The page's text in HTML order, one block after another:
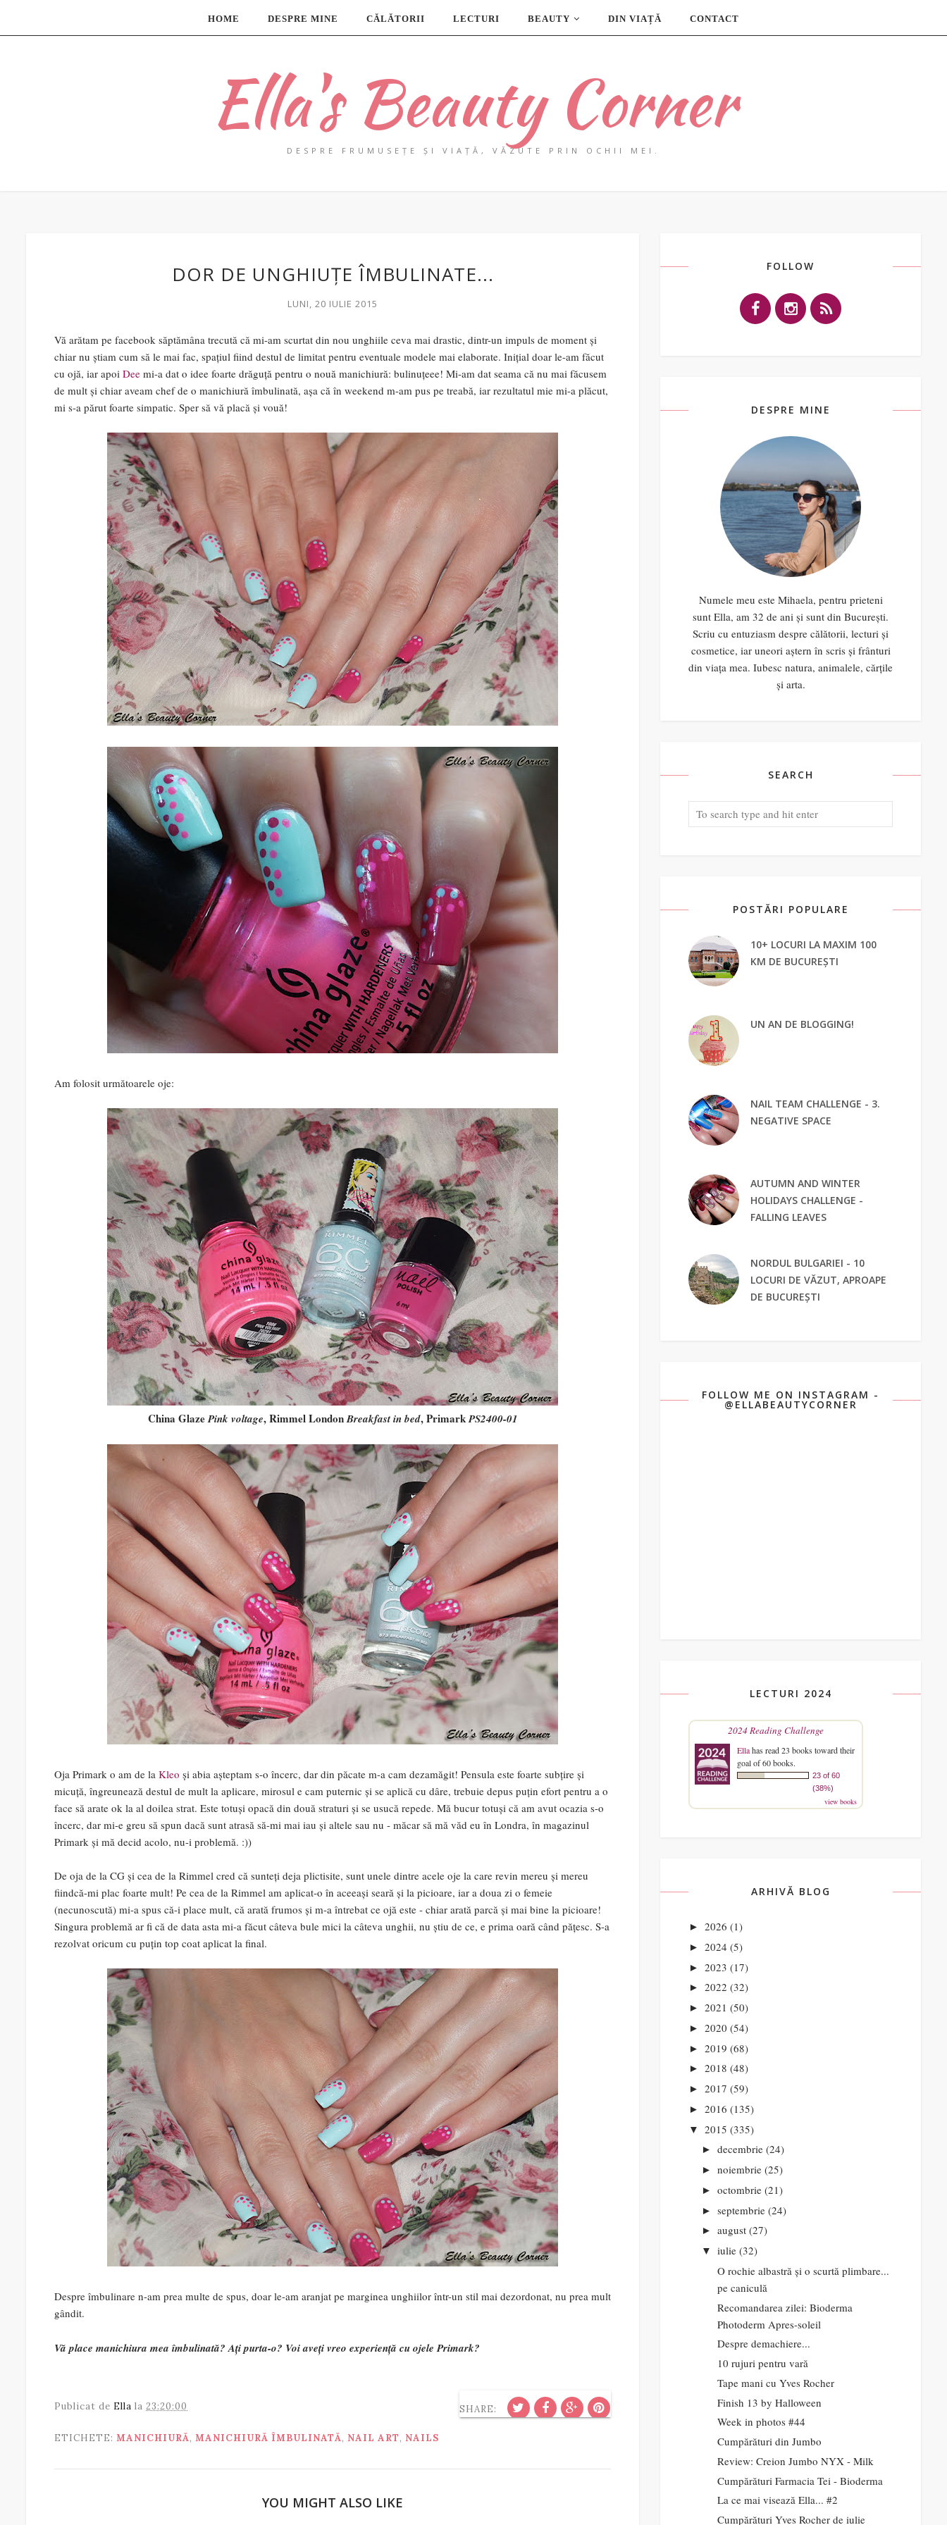
HOME DESPRE MINE CĂLĂTORII LECTURI BEAUTY DIN VIAȚĂ CONTACT
Ella's Beauty Corner
DESPRE FRUMUSEȚE ȘI VIAȚĂ, VĂZUTE PRIN OCHII MEI.
DOR DE UNGHIUȚE ÎMBULINATE...
LUNI, 20 IULIE 2015
Vă arătam pe facebook săptămâna trecută că mi-am scurtat din nou unghiile ceva mai drastic, dintr-un impuls de moment și
chiar nu știam cum să le mai fac, spațiul fiind destul de limitat pentru eventuale modele mai elaborate. Inițial doar le-am făcut
cu ojă, iar apoi Dee mi-a dat o idee foarte drăguță pentru o nouă manichiură: bulinuțeee! Mi-am dat seama că nu mai făcusem
de mult și chiar aveam chef de o manichiură îmbulinată, așa că în weekend m-am pus pe treabă, iar rezultatul mie mi-a plăcut,
mi s-a părut foarte simpatic. Sper să vă placă și vouă!
Am folosit următoarele oje:
China GlazePink voltage, Rimmel LondonBreakfast in bed, PrimarkPS2400-01
Oja Primark o am de la Kleo și abia așteptam s-o încerc, dar din păcate m-a cam dezamăgit! Pensula este foarte subțire și
micuță, îngreunează destul de mult la aplicare, mirosul e cam puternic și se aplică cu dâre, trebuie depus puțin efort pentru a o
face să arate ok la al doilea strat. Este totuși opacă din două straturi și se usucă repede. Mă bucur totuși că am avut ocazia s-o
încerc, dar mi-e greu să spun dacă sunt atrasă să-mi mai iau și altele sau nu - măcar să mă văd eu în Londra, în magazinul
Primark și mă decid acolo, nu-i problemă. :))
De oja de la CG și cea de la Rimmel cred că sunteți deja plictisite, sunt unele dintre acele oje la care revin mereu și mereu
fiindcă-mi plac foarte mult! Pe cea de la Rimmel am aplicat-o în aceeași seară și la picioare, iar a doua zi o femeie
(necunoscută) mi-a spus că-i place mult, că arată frumos și m-a întrebat ce ojă este - chiar arată parcă și mai bine la picioare!
Singura problemă ar fi că de data asta mi-a făcut câteva bule mici la câteva unghii, nu știu de ce, e prima oară când pățesc. S-a
rezolvat oricum cu puțin top coat aplicat la final.
Despre îmbulinare n-am prea multe de spus, doar le-am aranjat pe marginea unghiilor într-un stil mai dezordonat, nu prea mult
gândit.
Vă place manichiura mea îmbulinată? Ați purta-o? Voi aveți vreo experiență cu ojele Primark?
Publicat de Ella la 23:20:00 SHARE:
ETICHETE: MANICHIURĂ, MANICHIURĂ ÎMBULINATĂ, NAIL ART, NAILS
YOU MIGHT ALSO LIKE
FOLLOW
DESPRE MINE
Numele meu este Mihaela, pentru prieteni
sunt Ella, am 32 de ani și sunt din București.
Scriu cu entuziasm despre călătorii, lecturi și
cosmetice, iar uneori aștern în scris și frânturi
din viața mea. Iubesc natura, animalele, cărțile
și arta.
SEARCH
POSTĂRI POPULARE
10+ LOCURI LA MAXIM 100
KM DE BUCUREȘTI
UN AN DE BLOGGING!
NAIL TEAM CHALLENGE - 3.
NEGATIVE SPACE
AUTUMN AND WINTER
HOLIDAYS CHALLENGE -
FALLING LEAVES
NORDUL BULGARIEI - 10
LOCURI DE VĂZUT, APROAPE
DE BUCUREȘTI
FOLLOW ME ON INSTAGRAM -
@ELLABEAUTYCORNER
LECTURI 2024
2024 Reading Challenge
Ellahas read 23 books toward their
goal of 60 books.
23 of 60
(38%)
view books
ARHIVĂ BLOG
► 2026 (1)
► 2024 (5)
► 2023 (17)
► 2022 (32)
► 2021 (50)
► 2020 (54)
► 2019 (68)
► 2018 (48)
► 2017 (59)
► 2016 (135)
▼ 2015 (335)
► decembrie (24)
► noiembrie (25)
► octombrie (21)
► septembrie (24)
► august (27)
▼ iulie (32)
O rochie albastră și o scurtă plimbare...
pe caniculă
Recomandarea zilei: Bioderma
Photoderm Apres-soleil
Despre demachiere...
10 rujuri pentru vară
Tape mani cu Yves Rocher
Finish 13 by Halloween
Week in photos #44
Cumpărături din Jumbo
Review: Creion Jumbo NYX - Milk
Cumpărături Farmacia Tei - Bioderma
La ce mai visează Ella... #2
Cumpărături Yves Rocher de iulie